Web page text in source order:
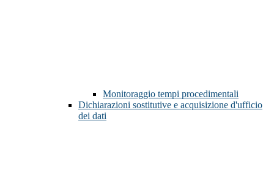
Monitoraggio tempi procedimentali
Dichiarazioni sostitutive e acquisizione d'ufficio
dei dati